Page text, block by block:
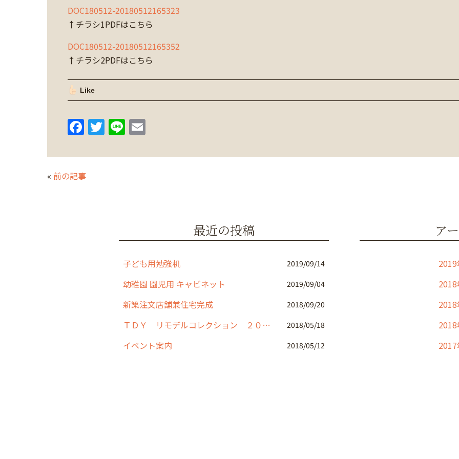
DOC180512-20180512165323
↑チラシ1PDFはこちら
DOC180512-20180512165352
↑チラシ2PDFはこちら
Like
F
c
e
T
itt
Li
e ai
« 前の記事
最近の投稿
子ども用勉強机 2019/09/14
幼稚園 園児用 キャビネット 2019/09/04
新築注文店舗兼住宅完成 2018/09/20
ＴＤＹ リモデルコレクション ２０１８ 2018/05/18
イベント案内 2018/05/12
ア